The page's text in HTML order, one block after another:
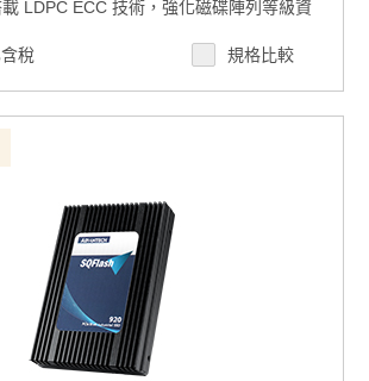
LDPC ECC 技術，強化磁碟陣列等級資
GUI 管理工具與軟體 API，支援系統監控
AHCI 模式，優化資料存取效率
規格諮詢 / 案場規劃 / 交期確認
稅 規格比較